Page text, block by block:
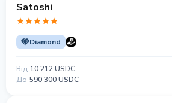
Satoshi
Diamond
Від 10 212 USDC
До 590 300 USDC